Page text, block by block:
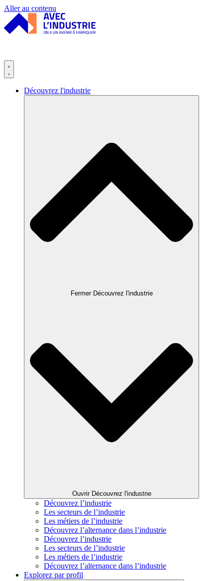
Panneau de gestion des cookies
Aller au contenu
Découvrez l'industrie
Fermer Découvrez l'industrie
Ouvrir Découvrez l'industrie
Découvrez l’industrie
Les secteurs de l’industrie
Les métiers de l’industrie
Découvrez l’alternance dans l’industrie
Découvrez l’industrie
Les secteurs de l’industrie
Les métiers de l’industrie
Découvrez l’alternance dans l’industrie
Explorez par profil